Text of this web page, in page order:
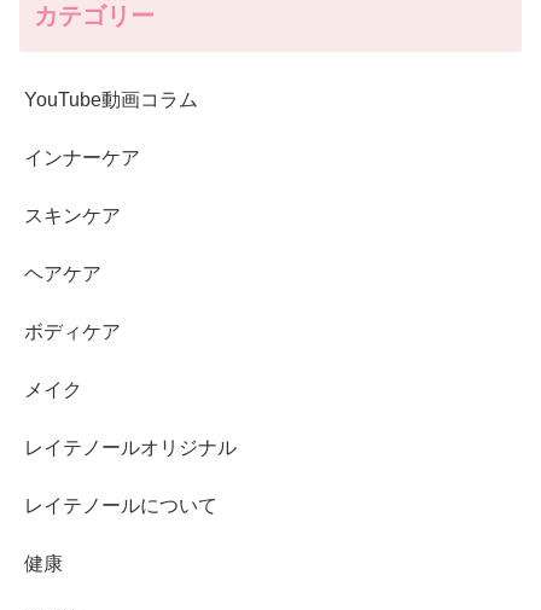
カテゴリー
YouTube動画コラム
インナーケア
スキンケア
ヘアケア
ボディケア
メイク
レイテノールオリジナル
レイテノールについて
健康